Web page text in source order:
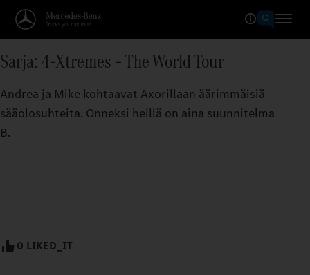
Sarja: 4-Xtremes – The World Tour
Andrea ja Mike kohtaavat Axorillaan äärimmäisiä
sääolosuhteita. Onneksi heillä on aina suunnitelma
B.
0 LIKED_IT